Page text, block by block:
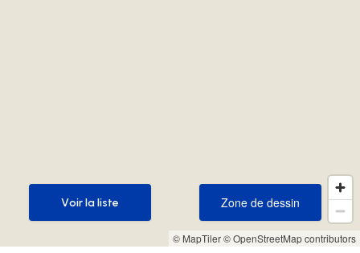
© MapTiler© OpenStreetMap contributors
Zone de dessin
Zone de dessin
Voir la liste
Voir la liste